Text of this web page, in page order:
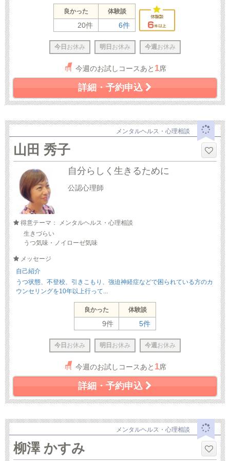
良かった 体験談
20件 6件
今日 お休み 明日 お休み 今週 お休み
今週のお試しコースあと 1席
詳細・予約申込
メンタルヘルス・心理相談
山田 秀子
自分らしく生きるために
公認心理師
得意テーマ： メンタルヘルス・心理相談
生きづらい
うつ気味・ノイローゼ気味
メッセージ
自己紹介
うつ状態、不登校、引きこもり、強迫神経症などで困られている方のカ
ウンセリングを10年以上行って...
良かった 体験談
9件 5件
今日 お休み 明日 お休み 今週 お休み
今週のお試しコースあと 1席
詳細・予約申込
メンタルヘルス・心理相談
柳澤 かすみ